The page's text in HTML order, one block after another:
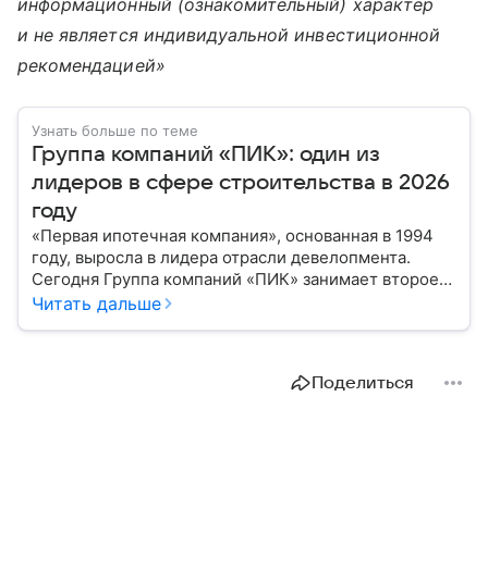
и не является индивидуальной инвестиционной
рекомендацией»
Узнать больше по теме
Группа компаний «ПИК»: один из
лидеров в сфере строительства в 2026
году
«Первая ипотечная компания», основанная в 1994
году, выросла в лидера отрасли девелопмента.
Сегодня Группа компаний «ПИК» занимает второе
место по объемам строящегося жилья в России.
Читать дальше
Поделиться